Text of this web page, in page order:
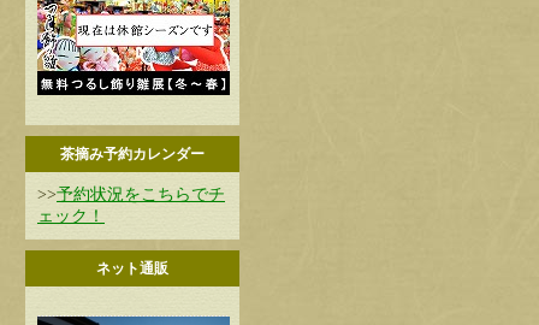
茶摘み予約カレンダー
>>予約状況をこちらでチ
ェック！
ネット通販